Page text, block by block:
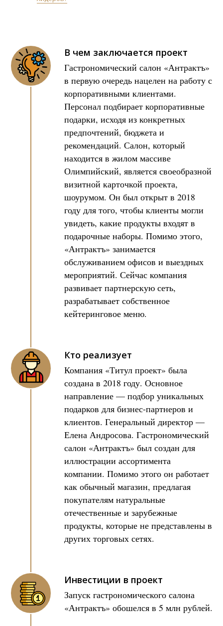
В чем заключается проект
Гастрономический салон «Антрактъ»
в первую очередь нацелен на работу с
корпоративными клиентами.
Персонал подбирает корпоративные
подарки, исходя из конкретных
предпочтений, бюджета и
рекомендаций. Салон, который
находится в жилом массиве
Олимпийский, является своеобразной
визитной карточкой проекта,
шоурумом. Он был открыт в 2018
году для того, чтобы клиенты могли
увидеть, какие продукты входят в
подарочные наборы. Помимо этого,
«Антрактъ» занимается
обслуживанием офисов и выездных
мероприятий. Сейчас компания
развивает партнерскую сеть,
разрабатывает собственное
кейтеринговое меню.
Кто реализует
Компания «Титул проект» была
создана в 2018 году. Основное
направление — подбор уникальных
подарков для бизнес-партнеров и
клиентов. Генеральный директор —
Елена Андросова. Гастрономический
салон «Антрактъ» был создан для
иллюстрации ассортимента
компании. Помимо этого он работает
как обычный магазин, предлагая
покупателям натуральные
отечественные и зарубежные
продукты, которые не представлены в
других торговых сетях.
Инвестиции в проект
Запуск гастрономического салона
«Антрактъ» обошелся в 5 млн рублей.